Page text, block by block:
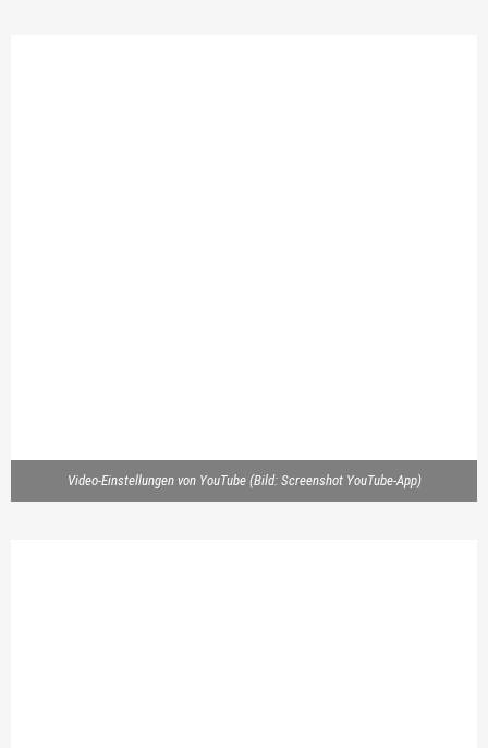
Video-Einstellungen von YouTube (Bild: Screenshot YouTube-App)